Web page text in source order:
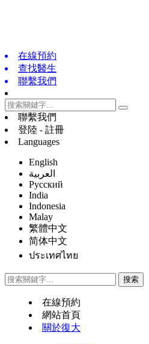
在線預約
查找醫生
聯繫我們
聯繫我們
登陸 - 註冊
Languages
English
العربية
Русский
India
Indonesia
Malay
繁體中文
简体中文
ประเทศไทย
在線預約
網站首頁
關於復大